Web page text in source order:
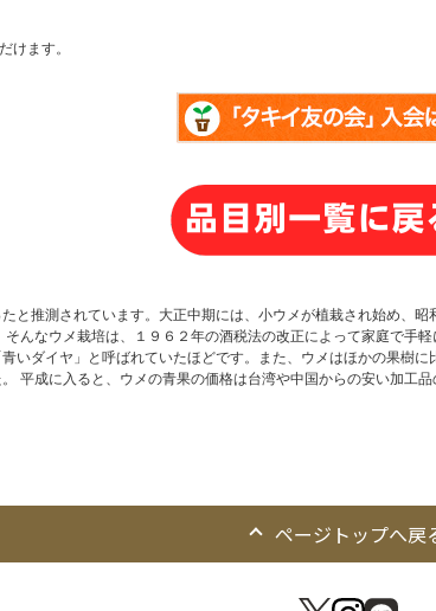
けます。
と推測されています。大正中期には、小ウメが植栽され始め、
んなウメ栽培は、１９６２年の酒税法の改正によって家庭で
いダイヤ」と呼ばれていたほどです。また、ウメはほかの果樹
平成に入ると、ウメの青果の価格は台湾や中国からの安い加
ページトップへ戻